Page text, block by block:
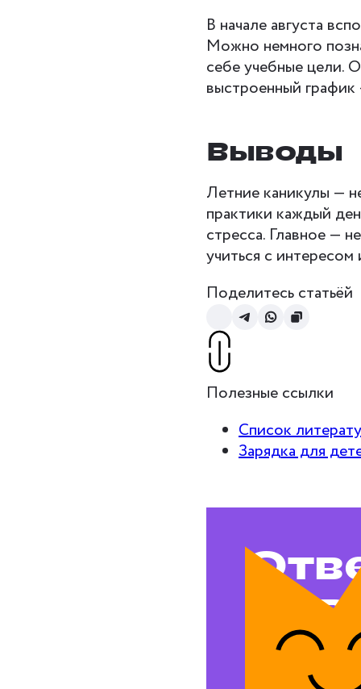
В начале августа
Можно немного
себе учебные цели.
выстроенный график
Выводы
Летние каникулы —
практики каждый
стресса. Главное —
учиться с
Поделитесь статьёй
Полезные ссылки
Список
Зарядка для
на